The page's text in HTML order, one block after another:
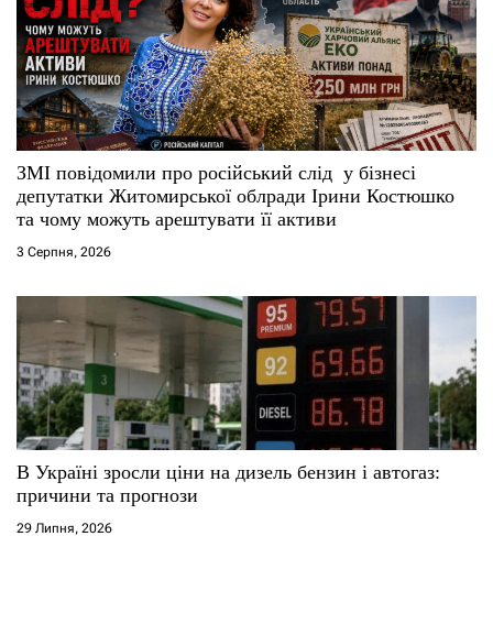
ЗМІ повідомили про російський слід у бізнесі
депутатки Житомирської облради Ірини Костюшко
та чому можуть арештувати її активи
3 Серпня, 2026
В Україні зросли ціни на дизель бензин і автогаз:
причини та прогнози
29 Липня, 2026